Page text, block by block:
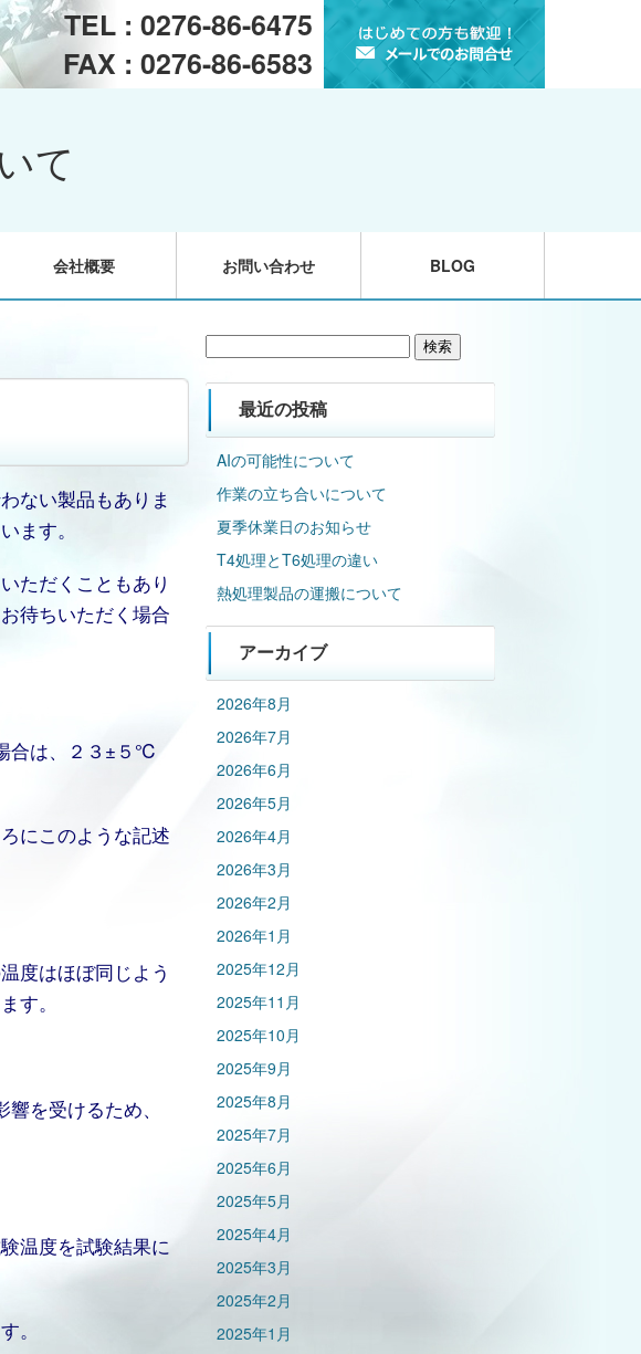
TEL : 0276-86-6475
FAX : 0276-86-6583
て
会社概要 お問い合わせ BLOG
ない製品もありま
ます。
ただくこともあり
待ちいただく場合
合は、２３±５℃
にこのような記述
度はほぼ同じよう
す。
を受けるため、
温度を試験結果に
。
最近の投稿
AIの可能性について
作業の立ち合いについて
夏季休業日のお知らせ
T4処理とT6処理の違い
熱処理製品の運搬について
アーカイブ
2026年8月
2026年7月
2026年6月
2026年5月
2026年4月
2026年3月
2026年2月
2026年1月
2025年12月
2025年11月
2025年10月
2025年9月
2025年8月
2025年7月
2025年6月
2025年5月
2025年4月
2025年3月
2025年2月
2025年1月